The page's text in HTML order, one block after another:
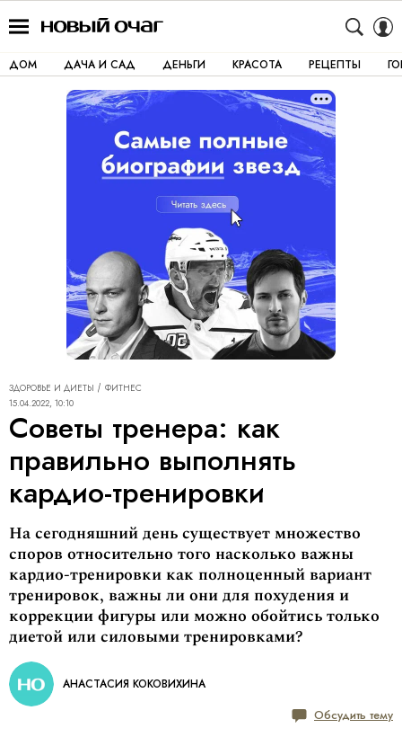
ДОМ ДАЧА И САД ДЕНЬГИ КРАСОТА РЕЦЕПТЫ
ЗДОРОВЬЕ И ДИЕТЫ
ФИТНЕС
15.04.2022, 10:10
Советы тренера: как
правильно выполнять
кардио-тренировки
На сегодняшний день существует множество
споров относительно того насколько важны
кардио-тренировки как полноценный вариант
тренировок, важны ли они для похудения и
коррекции фигуры или можно обойтись только
диетой или силовыми тренировками?
АНАСТАСИЯ КОКОВИХИНА
Обсудить тему